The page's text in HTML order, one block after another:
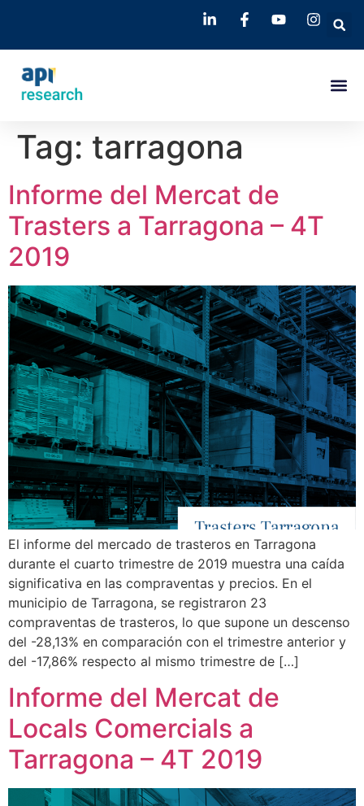
Tag: tarragona
Informe del Mercat de
Trasters a Tarragona – 4T
2019
El informe del mercado de trasteros en Tarragona
durante el cuarto trimestre de 2019 muestra una caída
significativa en las compraventas y precios. En el
municipio de Tarragona, se registraron 23
compraventas de trasteros, lo que supone un descenso
del -28,13% en comparación con el trimestre anterior y
del -17,86% respecto al mismo trimestre de […]
Informe del Mercat de
Locals Comercials a
Tarragona – 4T 2019